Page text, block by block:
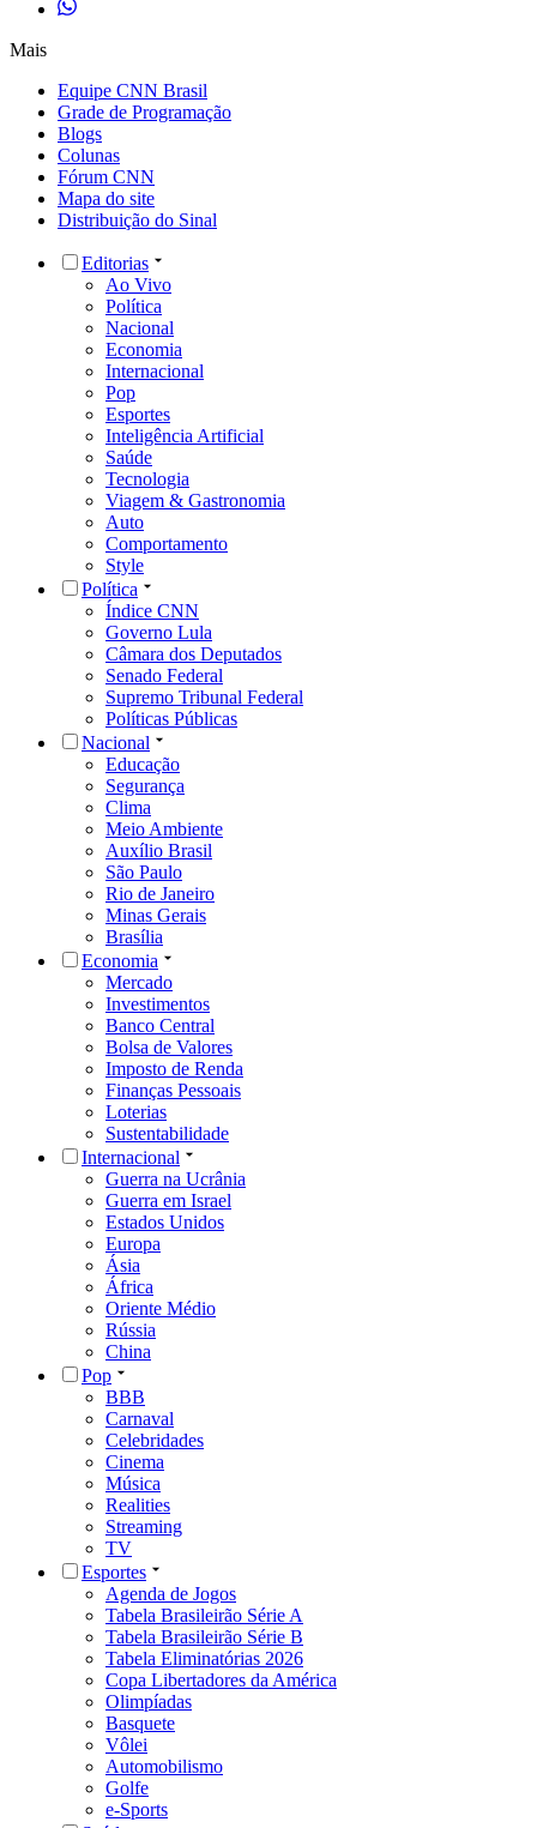
Mais
Equipe CNN Brasil
Grade de Programação
Blogs
Colunas
Fórum CNN
Mapa do site
Distribuição do Sinal
Editorias
Ao Vivo
Política
Nacional
Economia
Internacional
Pop
Esportes
Inteligência Artificial
Saúde
Tecnologia
Viagem & Gastronomia
Auto
Comportamento
Style
Política
Índice CNN
Governo Lula
Câmara dos Deputados
Senado Federal
Supremo Tribunal Federal
Políticas Públicas
Nacional
Educação
Segurança
Clima
Meio Ambiente
Auxílio Brasil
São Paulo
Rio de Janeiro
Minas Gerais
Brasília
Economia
Mercado
Investimentos
Banco Central
Bolsa de Valores
Imposto de Renda
Finanças Pessoais
Loterias
Sustentabilidade
Internacional
Guerra na Ucrânia
Guerra em Israel
Estados Unidos
Europa
Ásia
África
Oriente Médio
Rússia
China
Pop
BBB
Carnaval
Celebridades
Cinema
Música
Realities
Streaming
TV
Esportes
Agenda de Jogos
Tabela Brasileirão Série A
Tabela Brasileirão Série B
Tabela Eliminatórias 2026
Copa Libertadores da América
Olimpíadas
Basquete
Vôlei
Automobilismo
Golfe
e-Sports